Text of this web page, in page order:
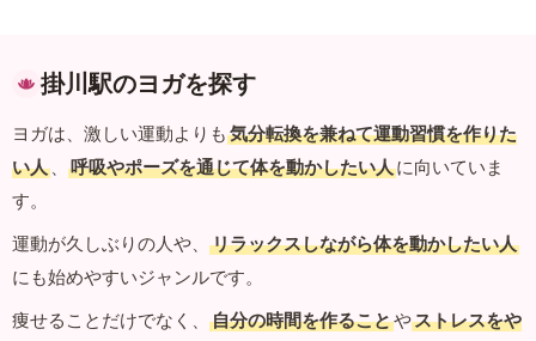
掛川駅のヨガを探す
ヨガは、激しい運動よりも 気分転換を兼ねて運動習慣を作りた
い人 、 呼吸やポーズを通じて体を動かしたい人に向いていま
す。
運動が久しぶりの人や、
リラックスしながら体を動かしたい人
にも始めやすいジャンルです。
痩せることだけでなく、
自分の時間を作ることやストレスをや